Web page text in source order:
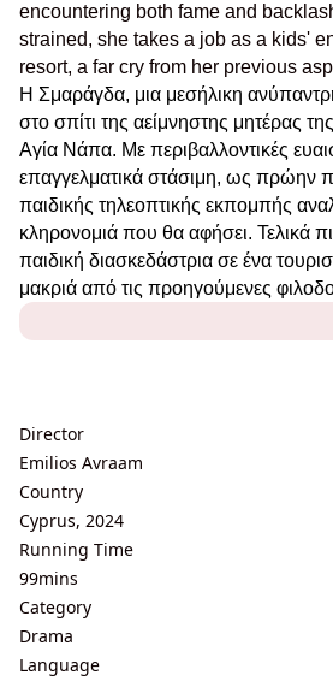
encountering both fame and
strained, she takes a job as a kids'
resort, a far cry from her previous
Η Σμαράγδα, μια μεσήλικη
στο σπίτι της αείμνηστης μητέρας
Αγία Νάπα. Με περιβαλλοντικές
επαγγελματικά στάσιμη, ως πρώην
παιδικής τηλεοπτικής εκπομπής
κληρονομιά που θα αφήσει. Τελικά
παιδική διασκεδάστρια σε ένα
μακριά από τις προηγούμενες
Director
Emilios Avraam
Country
Cyprus, 2024
Running Time
99mins
Category
Drama
Language